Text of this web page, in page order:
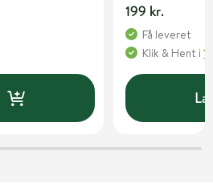
199 kr.
Få leveret
Klik & Hent i